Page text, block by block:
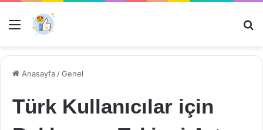
Menü
Anasayfa /Genel
Türk Kullanıcılar için